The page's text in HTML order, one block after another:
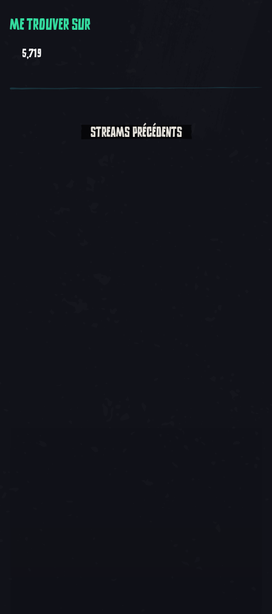
ME TROUVER SUR
5,719
STREAMS PRÉCÉDENTS